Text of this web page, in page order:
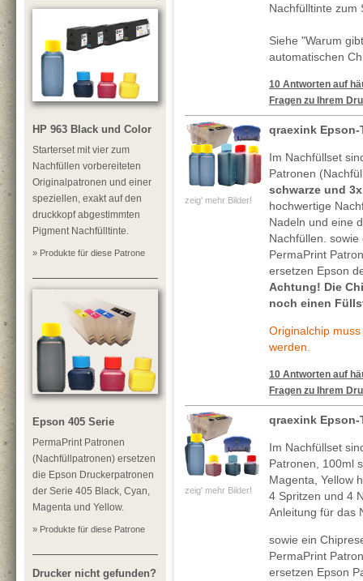
HP 963 Black und Color
Starterset mit vier zum
Nachfüllen vorbereiteten
Originalpatronen und einer
speziellen, exakt auf den
druckkopf abgestimmten
Pigment Nachfülltinte.
» Produkte für diese Patrone
Epson 405 Serie
PermaPrint Patronen
(Nachfüllpatronen) ersetzen
die Epson Druckerpatronen
der Serie 405 Black, Cyan,
Magenta und Yellow.
» Produkte für diese Patrone
Drucker nicht gefunden?
Nachfülltinte zum
Siehe "Warum
automatischen
10 Antworten auf
Fragen zu Ihrem
zeig' mehr Bilder!
qraexink Epson-
Im Nachfüllset
Patronen
schwarze und
hochwertige
Nadeln und eine
Nachfüllen.
PermaPrint
ersetzen Epson
Achtung! Die
noch einen
Originalchip
werden.
10 Antworten auf
Fragen zu Ihrem
zeig' mehr Bilder!
qraexink Epson-
Im Nachfüllset
Patronen, 100ml
Magenta, Yellow
4 Spritzen und 4
Anleitung für das
sowie ein
PermaPrint
ersetzen Epson